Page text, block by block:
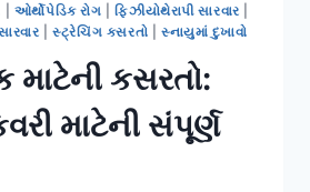
ઓર્થોપેડિક રોગ |ફિઝીયોથેરાપી સારવાર
|સ્ટ્રેચિંગ કસરતો સ્નાયુમાં દુખાવો
માટેની કસરતો:
માટેની સંપૂર્ણ